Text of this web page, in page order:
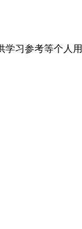
习参考等个人